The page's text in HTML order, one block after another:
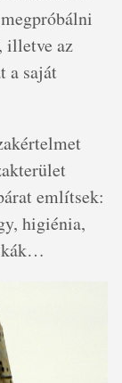
illetve az
a saját
említsek:
higiénia,